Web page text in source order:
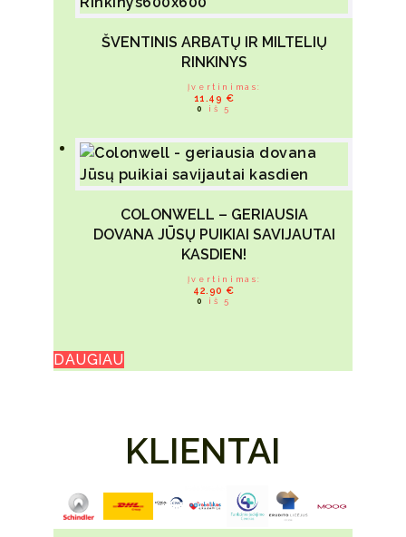
ŠVENTINIS ARBATŲ IR MILTELIŲ
RINKINYS
Įvertinimas:
0 iš 5
11.49 €
COLONWELL – GERIAUSIA
DOVANA JŪSŲ PUIKIAI SAVIJAUTAI
KASDIEN!
Įvertinimas:
0 iš 5
42.90 €
DAUGIAU
KLIENTAI